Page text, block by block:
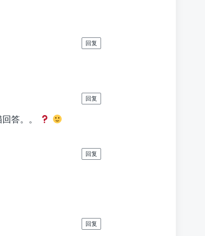
回复
答。。
回复
回复
回复